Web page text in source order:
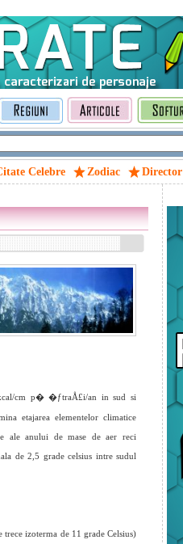
Celebre Zodiac Director
cm p��ƒtraÅ£i/an in sud si
etajarea elementelor climatice
ale anului de mase de aer reci
de 2,5 grade celsius intre sudul
izoterma de 11 grade Celsius)